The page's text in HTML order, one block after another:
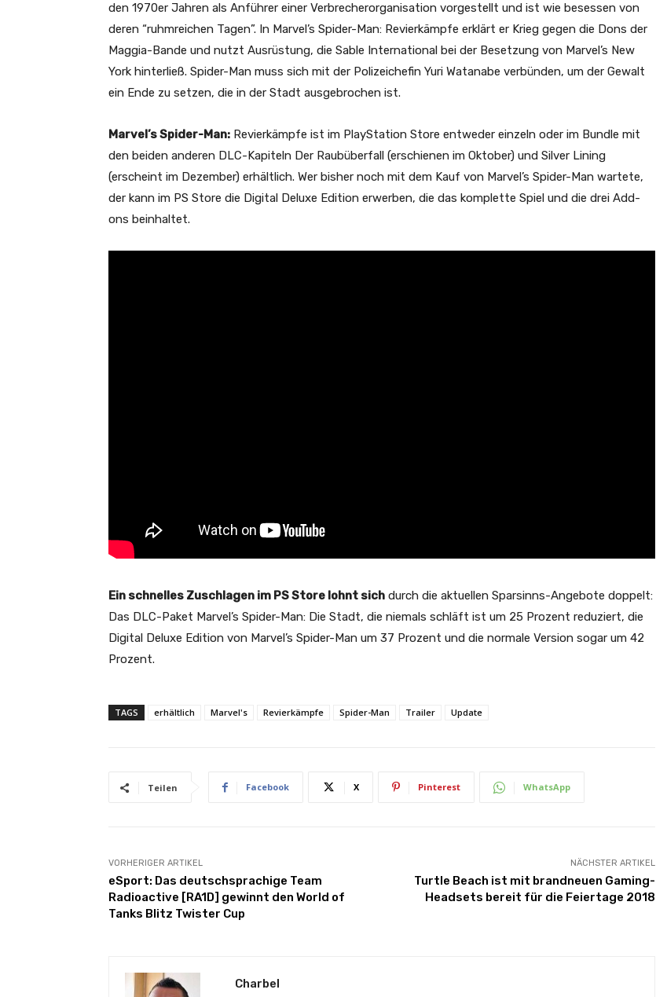
den 1970er Jahren als Anführer einer Verbrecherorganisation vorgestellt und ist wie besessen von
deren “ruhmreichen Tagen”. In Marvel’s Spider-Man: Revierkämpfe erklärt er Krieg gegen die Dons der
Maggia-Bande und nutzt Ausrüstung, die Sable International bei der Besetzung von Marvel’s New
York hinterließ. Spider-Man muss sich mit der Polizeichefin Yuri Watanabe verbünden, um der Gewalt
ein Ende zu setzen, die in der Stadt ausgebrochen ist.
Marvel’s Spider-Man: Revierkämpfe ist im PlayStation Store entweder einzeln oder im Bundle mit
den beiden anderen DLC-Kapiteln Der Raubüberfall (erschienen im Oktober) und Silver Lining
(erscheint im Dezember) erhältlich. Wer bisher noch mit dem Kauf von Marvel’s Spider-Man wartete,
der kann im PS Store die Digital Deluxe Edition erwerben, die das komplette Spiel und die drei Add-
ons beinhaltet.
Ein schnelles Zuschlagen im PS Store lohnt sich durch die aktuellen Sparsinns-Angebote doppelt:
Das DLC-Paket Marvel’s Spider-Man: Die Stadt, die niemals schläft ist um 25 Prozent reduziert, die
Digital Deluxe Edition von Marvel’s Spider-Man um 37 Prozent und die normale Version sogar um 42
Prozent.
TAGS erhältlich Marvel's Revierkämpfe Spider-Man Trailer Update
Teilen Facebook X Pinterest WhatsApp
VORHERIGER ARTIKEL
eSport: Das deutschsprachige Team
Radioactive [RA1D] gewinnt den World of
Tanks Blitz Twister Cup
NÄCHSTER ARTIKEL
Turtle Beach ist mit brandneuen Gaming-
Headsets bereit für die Feiertage 2018
Charbel